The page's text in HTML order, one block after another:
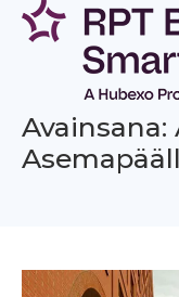
Siirry
sisältöön
Avainsana: